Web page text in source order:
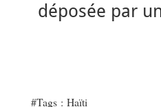
déposée par
#Tags : Haïti